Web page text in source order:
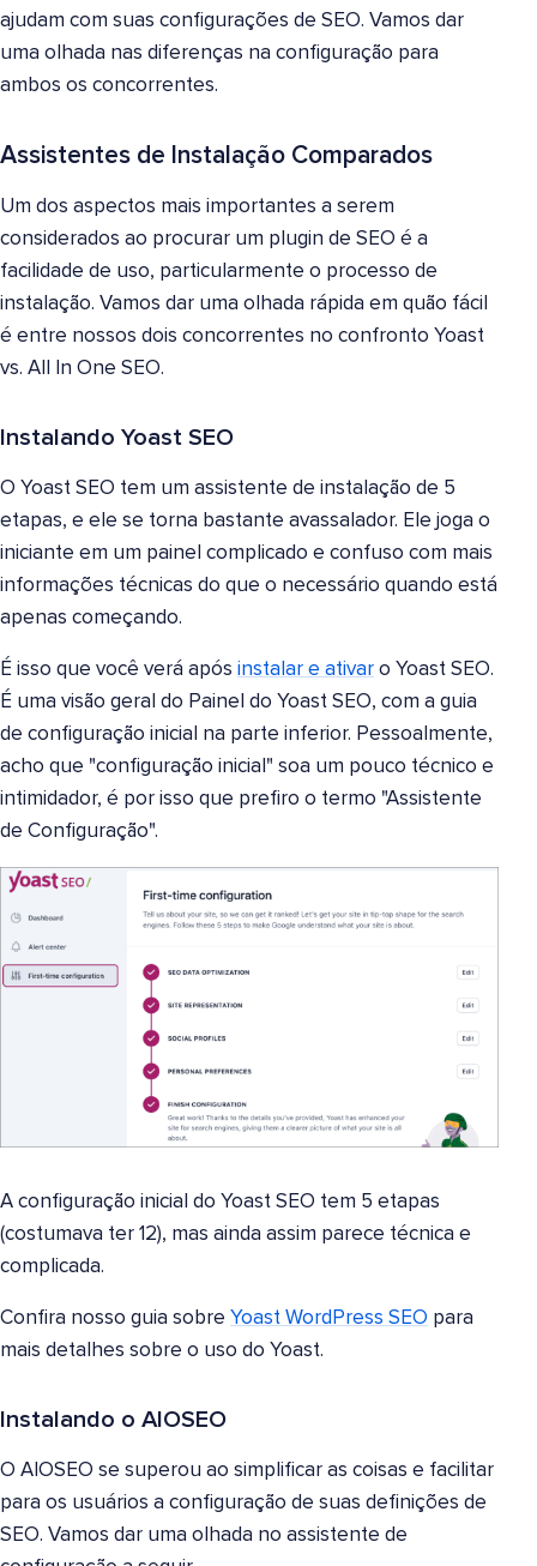
ajudam com suas configurações de SEO. Vamos dar
uma olhada nas diferenças na configuração para
ambos os concorrentes.
Assistentes de Instalação Comparados
Um dos aspectos mais importantes a serem
considerados ao procurar um plugin de SEO é a
facilidade de uso, particularmente o processo de
instalação. Vamos dar uma olhada rápida em quão fácil
é entre nossos dois concorrentes no confronto Yoast
vs. All In One SEO.
Instalando Yoast SEO
O Yoast SEO tem um assistente de instalação de 5
etapas, e ele se torna bastante avassalador. Ele joga o
iniciante em um painel complicado e confuso com mais
informações técnicas do que o necessário quando está
apenas começando.
É isso que você verá após instalar e ativar o Yoast SEO.
É uma visão geral do Painel do Yoast SEO, com a guia
de configuração inicial na parte inferior. Pessoalmente,
acho que "configuração inicial" soa um pouco técnico e
intimidador, é por isso que prefiro o termo "Assistente
de Configuração".
A configuração inicial do Yoast SEO tem 5 etapas
(costumava ter 12), mas ainda assim parece técnica e
complicada.
Confira nosso guia sobre Yoast WordPress SEO para
mais detalhes sobre o uso do Yoast.
Instalando o AIOSEO
O AIOSEO se superou ao simplificar as coisas e facilitar
para os usuários a configuração de suas definições de
SEO. Vamos dar uma olhada no assistente de